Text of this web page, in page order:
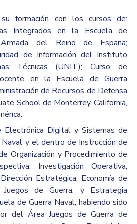
formación con los cursos de:
Integrados en la Escuela de
del Reino de España;
de Información del Instituto
Técnicas (UNIT); Curso de
en la Escuela de Guerra
de Recursos de Defensa
School de Monterrey, California,
Electrónica Digital y Sistemas de
y el dentro de Instrucción de
Organización y Procedimiento de
Investigación Operativa,
Estratégica, Economía de
de Guerra, y Estrategia
de Guerra Naval, habiendo sido
del Área Juegos de Guerra de